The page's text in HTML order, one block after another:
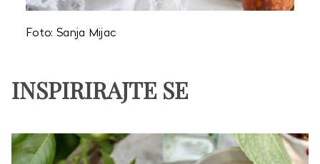
Foto: Sanja Mijac
INSPIRIRAJTE SE